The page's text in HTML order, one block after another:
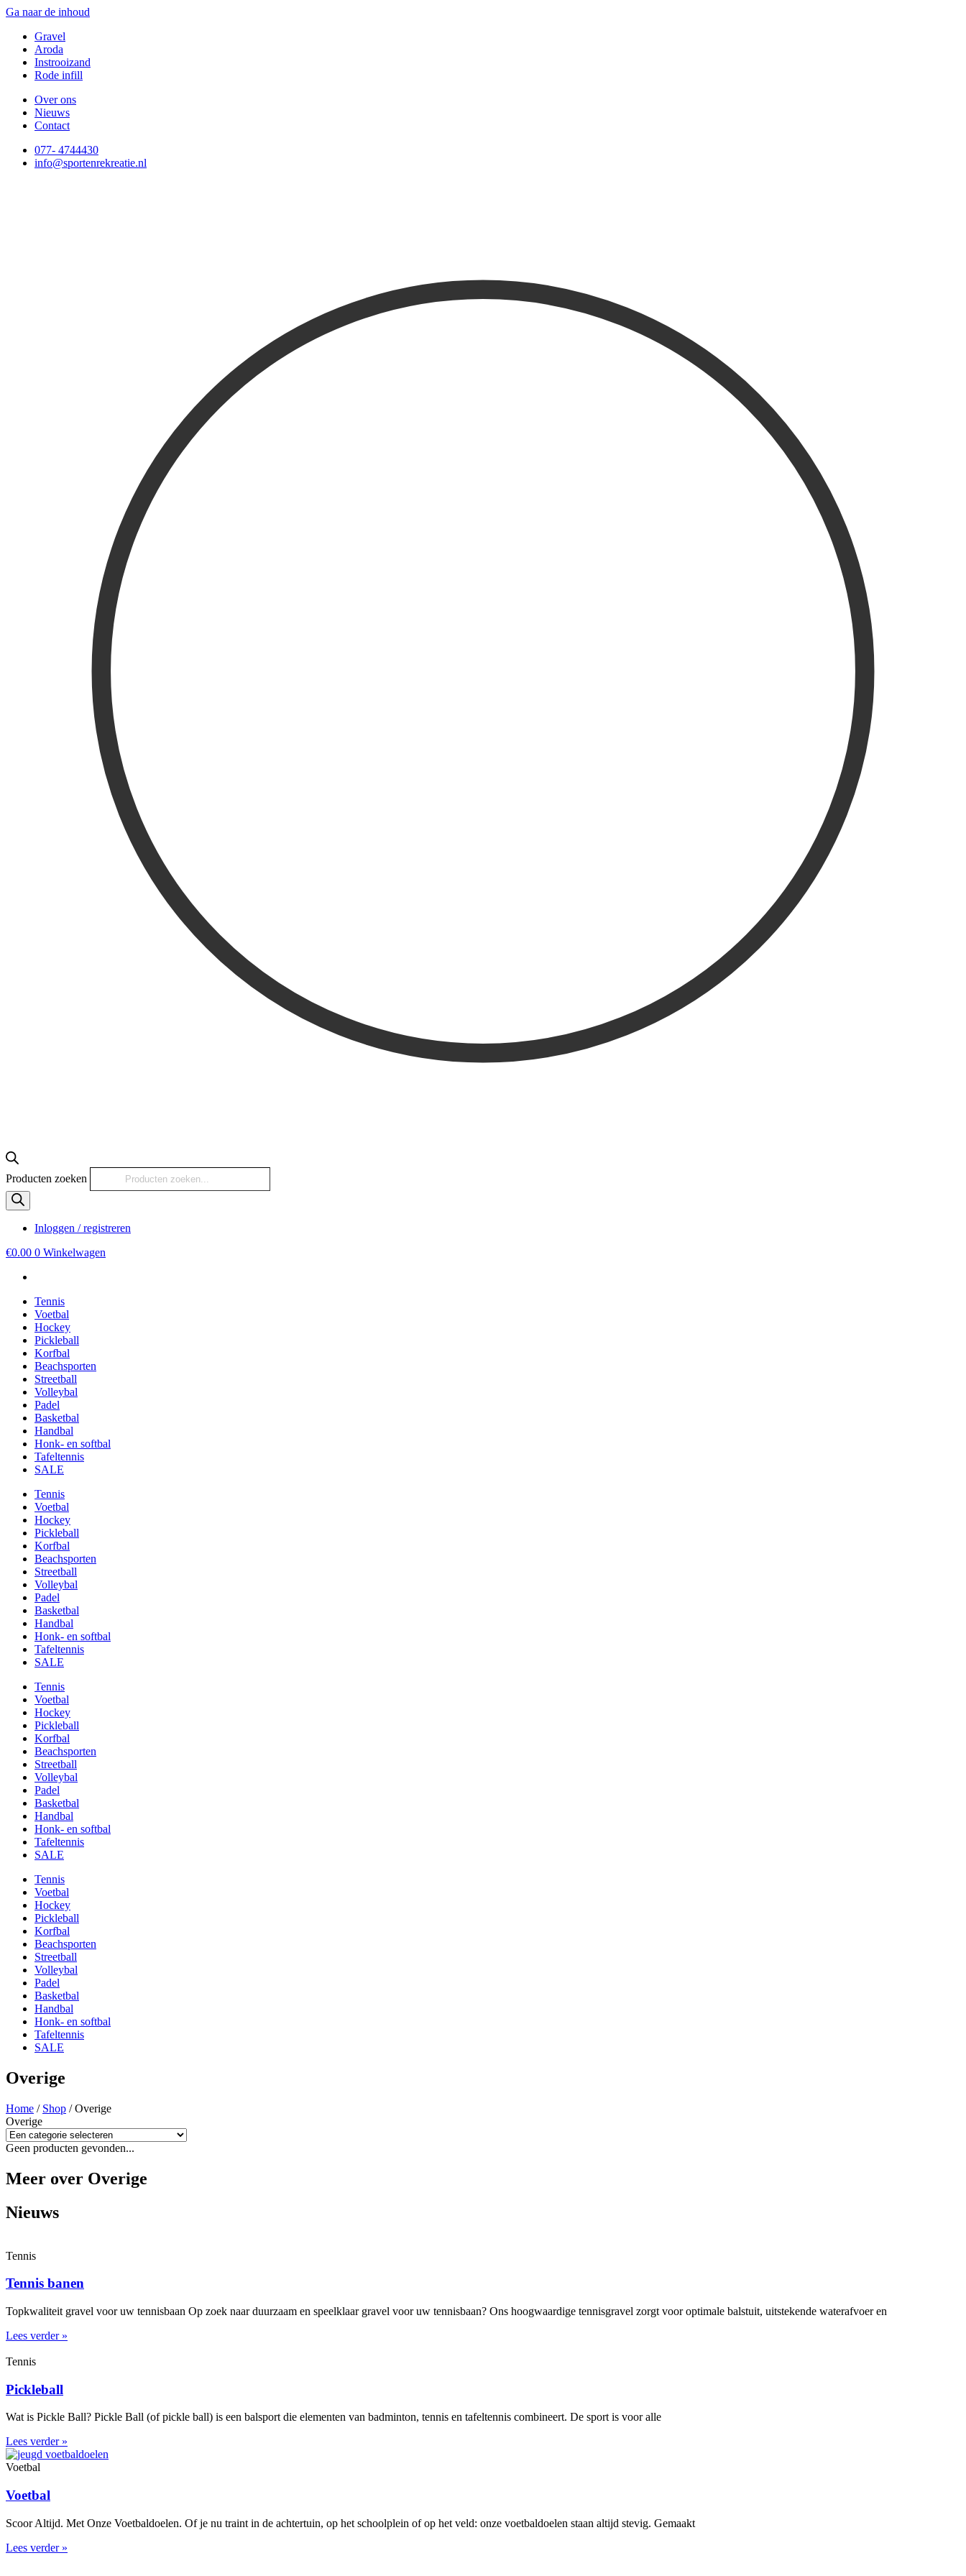
Ga naar de inhoud
Gravel
Aroda
Instrooizand
Rode infill
Over ons
Nieuws
Contact
077- 4744430
info@sportenrekreatie.nl
Producten zoeken
Inloggen / registreren
€0.00 0 Winkelwagen
Tennis
Voetbal
Hockey
Pickleball
Korfbal
Beachsporten
Streetball
Volleybal
Padel
Basketbal
Handbal
Honk- en softbal
Tafeltennis
SALE
Tennis
Voetbal
Hockey
Pickleball
Korfbal
Beachsporten
Streetball
Volleybal
Padel
Basketbal
Handbal
Honk- en softbal
Tafeltennis
SALE
Tennis
Voetbal
Hockey
Pickleball
Korfbal
Beachsporten
Streetball
Volleybal
Padel
Basketbal
Handbal
Honk- en softbal
Tafeltennis
SALE
Tennis
Voetbal
Hockey
Pickleball
Korfbal
Beachsporten
Streetball
Volleybal
Padel
Basketbal
Handbal
Honk- en softbal
Tafeltennis
SALE
Overige
Home / Shop / Overige
Overige
Geen producten gevonden...
Meer over Overige
Nieuws
Tennis
Tennis banen
Topkwaliteit gravel voor uw tennisbaan Op zoek naar duurzaam en speelklaar gravel voor uw tennisbaan? Ons hoogwaardige tennisgravel zorgt voor optimale balstuit, uitstekende waterafvoer en
Lees verder »
Tennis
Pickleball
Wat is Pickle Ball? Pickle Ball (of pickle ball) is een balsport die elementen van badminton, tennis en tafeltennis combineert. De sport is voor alle
Lees verder »
Voetbal
Voetbal
Scoor Altijd. Met Onze Voetbaldoelen. Of je nu traint in de achtertuin, op het schoolplein of op het veld: onze voetbaldoelen staan altijd stevig. Gemaakt
Lees verder »